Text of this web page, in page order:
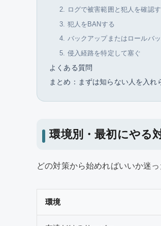
2. ログで被害範囲と犯人を確認
3. 犯人をBANする
4. バックアップまたはロールバ
5. 侵入経路を特定して塞ぐ
よくある質問
まとめ：まずは知らない人を入れ
環境別・最初にやる
どの対策から始めればいいか迷
環境